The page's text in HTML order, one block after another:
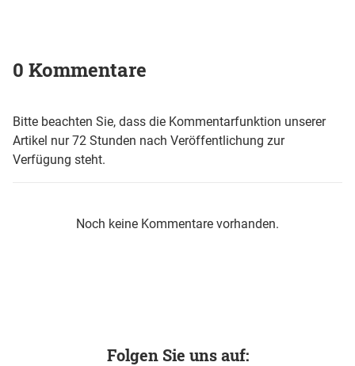
0 Kommentare
Bitte beachten Sie, dass die Kommentarfunktion unserer
Artikel nur 72 Stunden nach Veröffentlichung zur
Verfügung steht.
Noch keine Kommentare vorhanden.
Folgen Sie uns auf: